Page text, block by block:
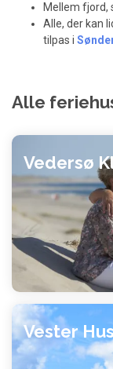
Mellem fjord,
Alle, der kan
tilpas i
Alle
Vedersø
Vester